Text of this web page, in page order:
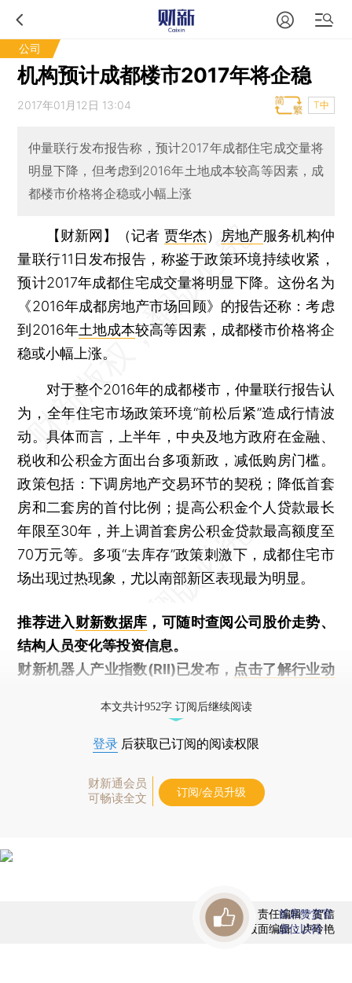
公司
机构预计成都楼市2017年将企稳
2017年01月12日 13:04 T中
仲量联行发布报告称，预计2017年成都住宅成交量将
明显下降，但考虑到2016年土地成本较高等因素，成
都楼市价格将企稳或小幅上涨
【财新网】（记者 贾华杰） 房地产服务机构仲
量联行11日发布报告，称鉴于政策环境持续收紧，
预计2017年成都住宅成交量将明显下降。这份名为
《2016年成都房地产市场回顾》的报告还称：考虑
到2016年土地成本较高等因素，成都楼市价格将企
稳或小幅上涨。
对于整个2016年的成都楼市，仲量联行报告认
为，全年住宅市场政策环境“前松后紧”造成行情波
动。具体而言，上半年，中央及地方政府在金融、
税收和公积金方面出台多项新政，减低购房门槛。
政策包括：下调房地产交易环节的契税；降低首套
房和二套房的首付比例；提高公积金个人贷款最长
年限至30年，并上调首套房公积金贷款最高额度至
70万元等。多项“去库存”政策刺激下，成都住宅市
场出现过热现象，尤以南部新区表现最为明显。
推荐进入财新数据库 ，可随时查阅公司股价走势、
结构人员变化等投资信息。
财新机器人产业指数(RII)已发布， 点击了解行业动
本文共计952字 订阅后继续阅读
登录 后获取已订阅的阅读权限
财新通会员
可畅读全文
订阅/会员升级
责任编辑：贺信
版面编辑：卢玲艳
首席赞赏官
虚位以待